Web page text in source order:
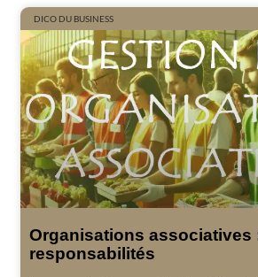
DICO DU BUSINESS
Organisations associatives
responsabilités